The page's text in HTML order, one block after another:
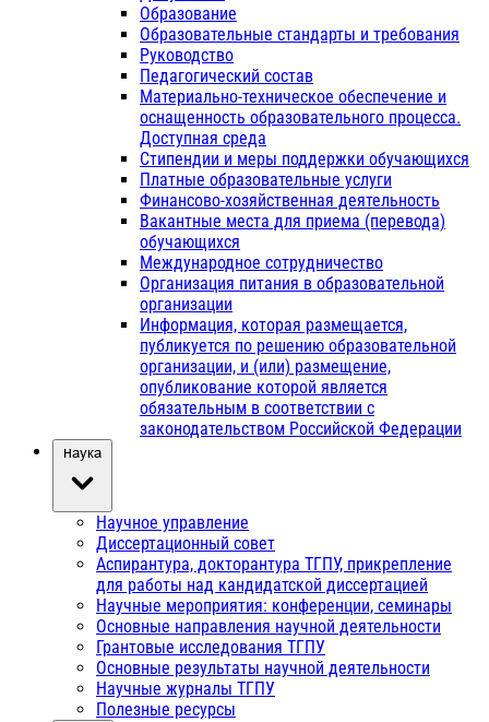
Образование
Образовательные стандарты и требования
Руководство
Педагогический состав
Материально-техническое обеспечение и
оснащенность образовательного процесса.
Доступная среда
Стипендии и меры поддержки обучающихся
Платные образовательные услуги
Финансово-хозяйственная деятельность
Вакантные места для приема (перевода)
обучающихся
Международное сотрудничество
Организация питания в образовательной
организации
Информация, которая размещается,
публикуется по решению образовательной
организации, и (или) размещение,
опубликование которой является
обязательным в соответствии с
законодательством Российской Федерации
Наука
Научное управление
Диссертационный совет
Аспирантура, докторантура ТГПУ, прикрепление
для работы над кандидатской диссертацией
Научные мероприятия: конференции, семинары
Основные направления научной деятельности
Грантовые исследования ТГПУ
Основные результаты научной деятельности
Научные журналы ТГПУ
Полезные ресурсы